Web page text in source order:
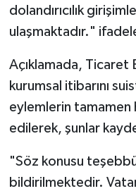
dolandırıcılık
ulaşmaktadır."
Açıklamada, Ticaret
kurumsal itibarını
eylemlerin tamamen
edilerek, şunlar
"Söz konusu
bildirilmektedir.